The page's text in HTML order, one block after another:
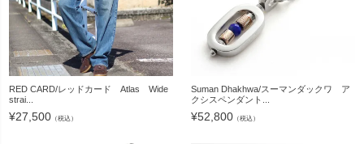
RED CARD/レッドカード Atlas Wide
strai...
¥27,500 （税込）
Suman Dhakhwa/スーマンダックワ ア
クシスペンダント...
¥52,800 （税込）